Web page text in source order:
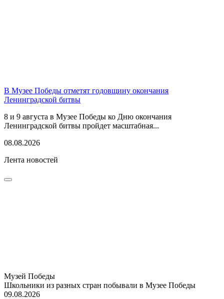
В Музее Победы отметят годовщину окончания
Ленинградской битвы
8 и 9 августа в Музее Победы ко Дню окончания
Ленинградской битвы пройдет масштабная...
08.08.2026
Лента новостей
Музей Победы
Школьники из разных стран побывали в Музее Победы
09.08.2026